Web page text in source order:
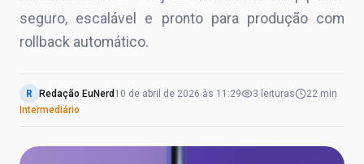
seguro, escalável e pronto para produção com
rollback automático.
R Redação EuNerd 10 de abril de 2026 às 11:29 3 leituras
22 min
Intermediário